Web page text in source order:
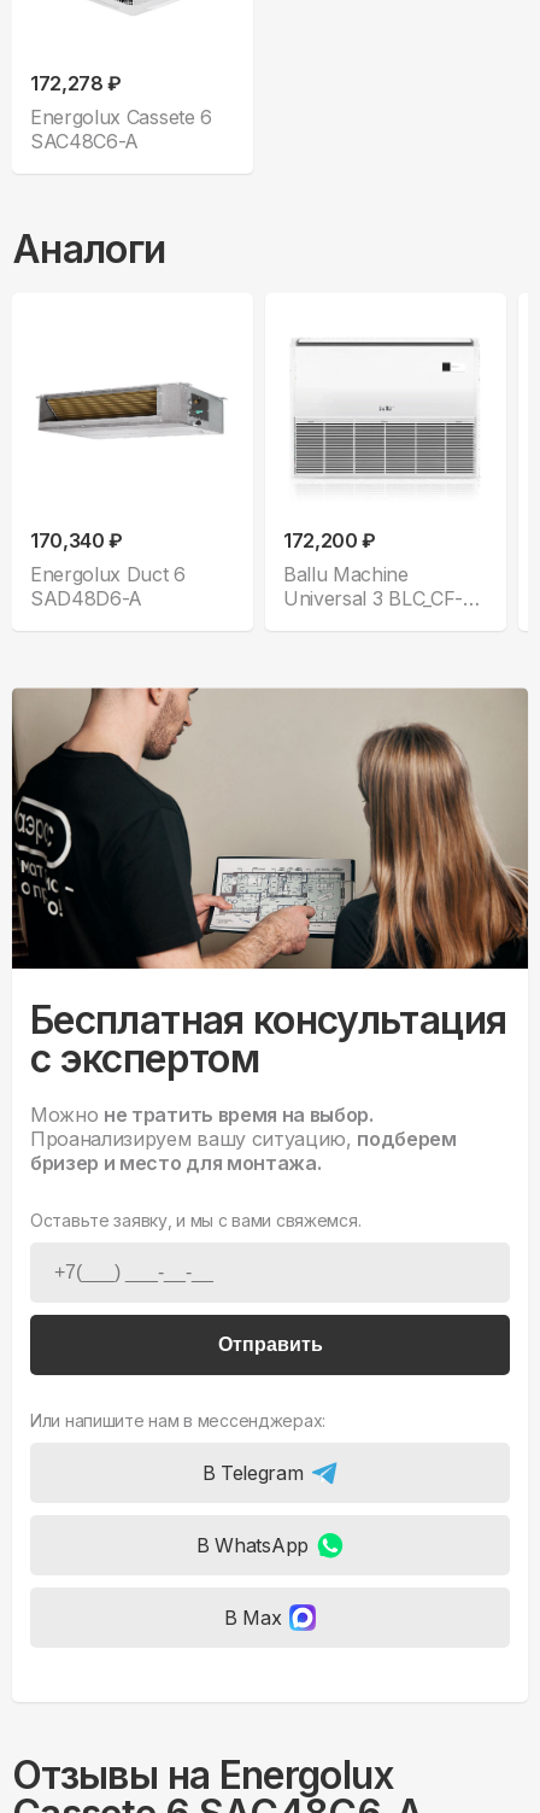
172,278 ₽
Energolux Cassete 6
SAC48C6-A
Аналоги
170,340 ₽
Energolux Duct 6
SAD48D6-A
172,200 ₽
Ballu Machine
Universal 3 BLC_CF-
Бесплатная консультация
с экспертом
Можно не тратить время на выбор.
Проанализируем вашу ситуацию, подберем
бризер и место для монтажа.
Оставьте заявку, и мы с вами свяжемся.
Отправить
Или напишите нам в мессенджерах:
В Telegram
В WhatsApp
В Max
Отзывы на Energolux